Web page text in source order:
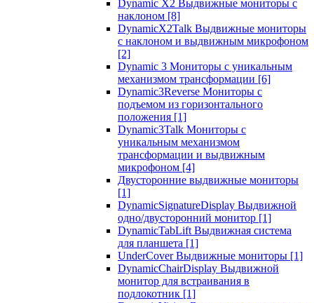
Dynamic X2 Выдвижные мониторы с
наклоном [8]
DynamicX2Talk Выдвижные мониторы
с наклоном и выдвижным микрофоном
[2]
Dynamic 3 Мониторы с уникальным
механизмом трансформации [6]
Dynamic3Reverse Мониторы с
подъемом из горизонтального
положения [1]
Dynamic3Talk Мониторы с
уникальным механизмом
трансформации и выдвижным
микрофоном [4]
Двусторонние выдвижные мониторы
[1]
DynamicSignatureDisplay Выдвижной
одно/двусторонний монитор [1]
DynamicTabLift Выдвижная система
для планшета [1]
UnderCover Выдвижные мониторы [1]
DynamicChairDisplay Выдвижной
монитор для встраивания в
подлокотник [1]